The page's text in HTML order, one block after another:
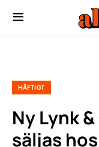
HÄFTIGT
Ny Lynk
säljas